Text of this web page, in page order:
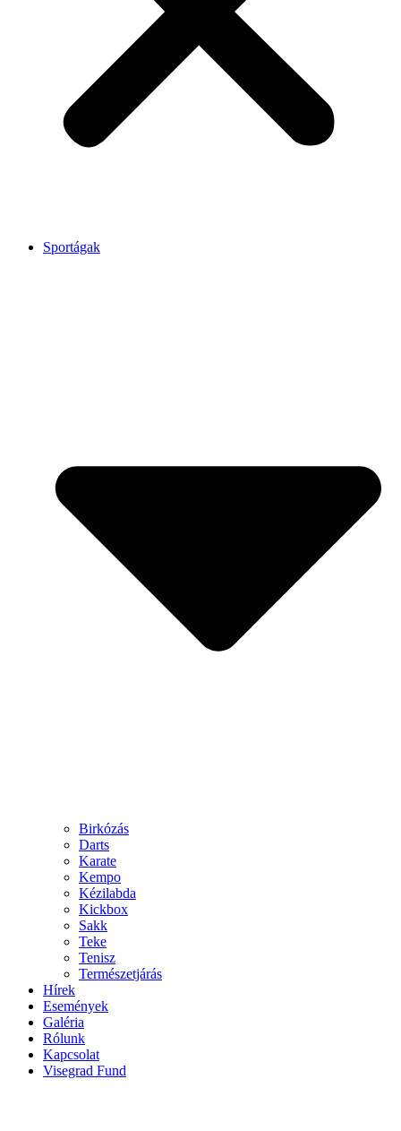
Sportágak
Birkózás
Darts
Karate
Kempo
Kézilabda
Kickbox
Sakk
Teke
Tenisz
Természetjárás
Hírek
Események
Galéria
Rólunk
Kapcsolat
Visegrad Fund